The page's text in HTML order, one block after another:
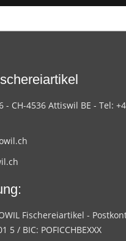
CH-4536 Attiswil BE - Tel:
Fischereiartikel -
5 / BIC: POFICCHBEXXX